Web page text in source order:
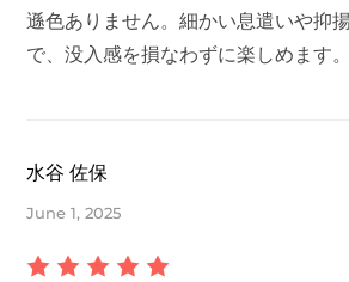
遜色ありません。細かい息遣いや抑
で、没入感を損なわずに楽しめます。
水谷 佐保
June 1, 2025